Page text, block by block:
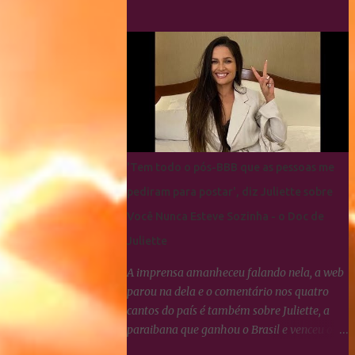
qual Juliette tinha dito que seria lindo ver
ela campeã da edição... Os Cactos não
esquecem uma maldade cometida contra
Juliette e a resposta foi imediata, ou seja,
nada fizeram por nenhum participante até
agora.
'Tem todo o pós-BBB que as pessoas me
pediram para postar', diz Juliette sobre
Você Nunca Esteve Sozinha - o Doc de
Juliette
A imprensa amanheceu falando nela, a web
parou na dela e o comentário nos quatro
cantos do país é também sobre Juliette, a
paraibana que ganhou o Brasil e venceu o